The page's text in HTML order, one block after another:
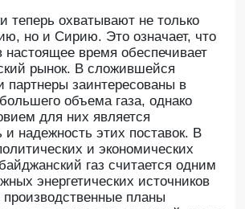
теперь охватывают не только
но и Сирию. Это означает, что
время обеспечивает
рынок. В сложившейся
партнеры заинтересованы в
объема газа, однако
для них является
и надежность этих поставок. В
и экономических
газ считается одним
энергетических источников
планы